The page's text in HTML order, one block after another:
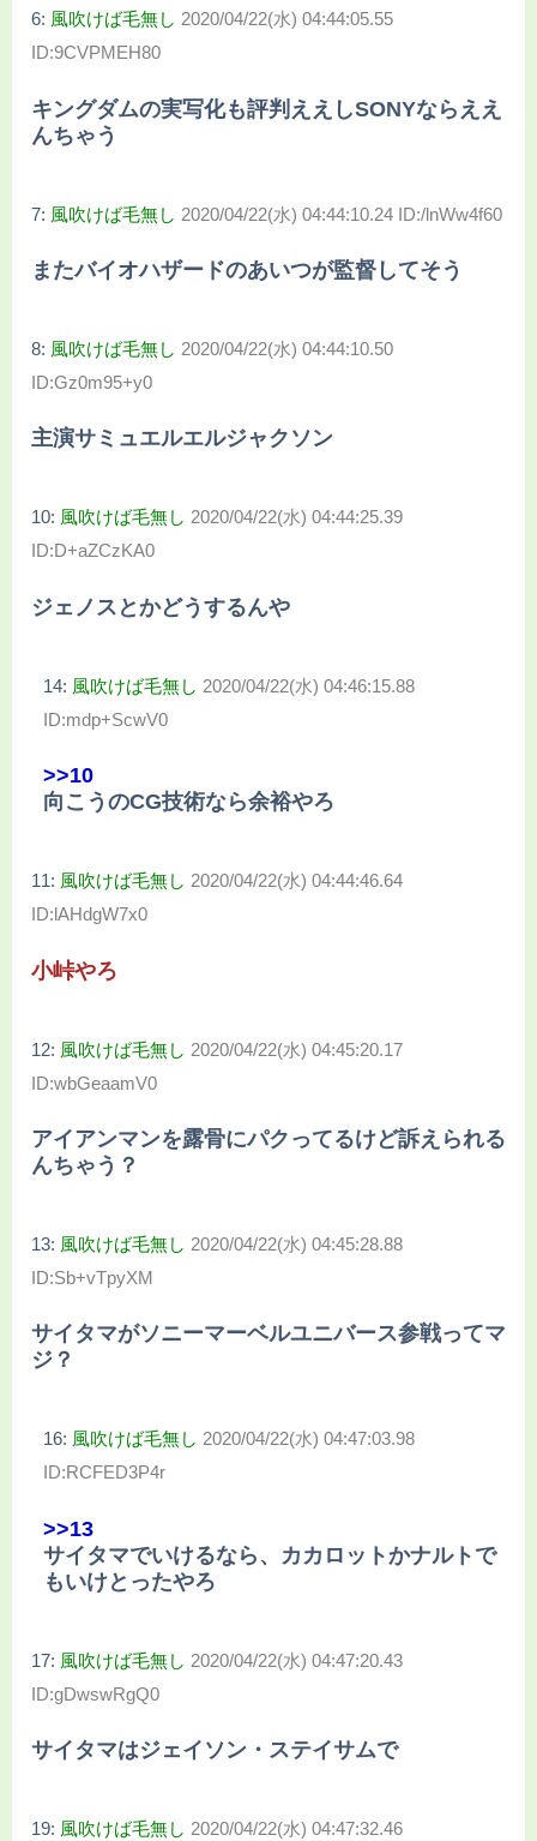
6: 風吹けば毛無し 2020/04/22(水) 04:44:05.55
ID:9CVPMEH80
キングダムの実写化も評判ええしSONYならええ
んちゃう
7: 風吹けば毛無し 2020/04/22(水) 04:44:10.24 ID:/lnWw4f60
またバイオハザードのあいつが監督してそう
8: 風吹けば毛無し 2020/04/22(水) 04:44:10.50
ID:Gz0m95+y0
主演サミュエルエルジャクソン
10: 風吹けば毛無し 2020/04/22(水) 04:44:25.39
ID:D+aZCzKA0
ジェノスとかどうするんや
14: 風吹けば毛無し 2020/04/22(水) 04:46:15.88
ID:mdp+ScwV0
>>10
向こうのCG技術なら余裕やろ
11: 風吹けば毛無し 2020/04/22(水) 04:44:46.64
ID:lAHdgW7x0
小峠やろ
12: 風吹けば毛無し 2020/04/22(水) 04:45:20.17
ID:wbGeaamV0
アイアンマンを露骨にパクってるけど訴えられる
んちゃう？
13: 風吹けば毛無し 2020/04/22(水) 04:45:28.88
ID:Sb+vTpyXM
サイタマがソニーマーベルユニバース参戦ってマ
ジ？
16: 風吹けば毛無し 2020/04/22(水) 04:47:03.98
ID:RCFED3P4r
>>13
サイタマでいけるなら、カカロットかナルトで
もいけとったやろ
17: 風吹けば毛無し 2020/04/22(水) 04:47:20.43
ID:gDwswRgQ0
サイタマはジェイソン・ステイサムで
19: 風吹けば毛無し 2020/04/22(水) 04:47:32.46